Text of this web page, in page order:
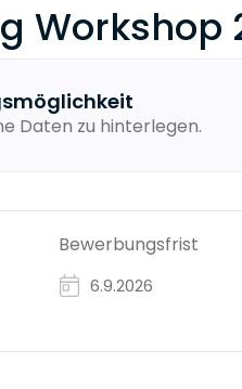
Workshop
Daten zu hinterlegen.
Bewerbungsfrist
6.9.2026